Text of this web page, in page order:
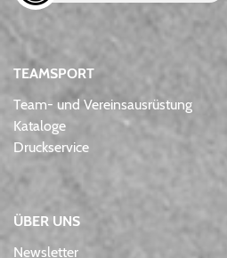
TEAMSPORT
Team- und Vereinsausrüstung
Kataloge
Druckservice
ÜBER UNS
Newsletter